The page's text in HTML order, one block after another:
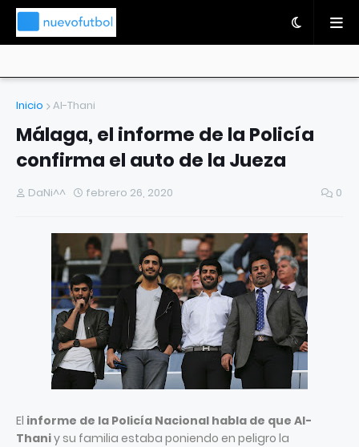
Inicio Al-Thani
Málaga, el informe de la Policía
confirma el auto de la Jueza
DaNi^^ febrero 26, 2020 0
El informe de la Policía Nacional habla de que Al-
Thaniy su familia estaba poniendo en peligro la